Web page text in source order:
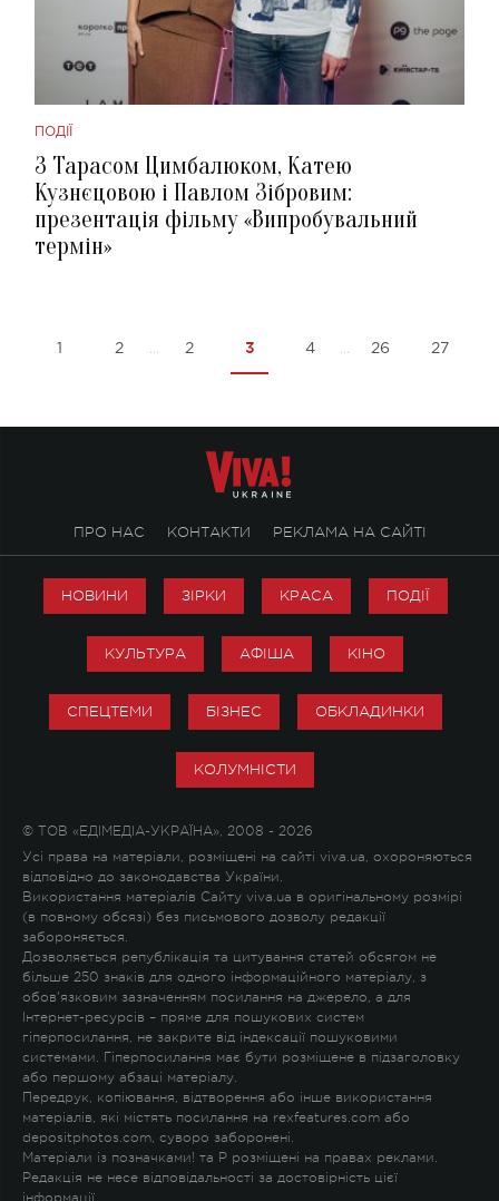
ПОДІЇ
З Тарасом Цимбалюком, Катею
Кузнєцовою і Павлом Зібровим:
презентація фільму «Випробувальний
термін»
2 2 3 4 26 27
ПРО НАС КОНТАКТИ РЕКЛАМА НА САЙТІ
НОВИНИ ЗІРКИ КРАСА ПОДІЇ
КУЛЬТУРА АФІША КІНО
СПЕЦТЕМИ БІЗНЕС ОБКЛАДИНКИ
КОЛУМНІСТИ
© ТОВ «ЕДІМЕДІА-УКРАЇНА», 2008 - 2026
Усі права на матеріали, розміщені на сайті viva.ua, охороняються
відповідно до законодавства України.
Використання матеріалів Сайту viva.ua в оригінальному розмірі
(в повному обсязі) без письмового дозволу редакції
забороняється.
Дозволяється републікація та цитування статей обсягом не
більше 250 знаків для одного інформаційного матеріалу, з
обов'язковим зазначенням посилання на джерело, а для
Інтернет-ресурсів – пряме для пошукових систем
гіперпосилання, не закрите від індексації пошуковими
системами. Гіперпосилання має бути розміщене в підзаголовку
або першому абзаці матеріалу.
Передрук, копіювання, відтворення або інше використання
матеріалів, які містять посилання на rexfeatures.com або
depositphotos.com, суворо заборонені.
Матеріали із позначками! та P розміщені на правах реклами.
Редакція не несе відповідальності за достовірність цієї
інформації.